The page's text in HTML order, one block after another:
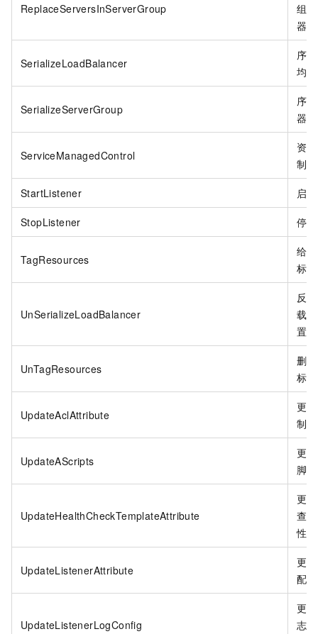
ReplaceServersInServerGroup
组
器。
SerializeLoadBalancer
序
均
SerializeServerGroup
序
器
ServiceManagedControl
资
制
StartListener 启
StopListener 停
TagResources
给
标
UnSerializeLoadBalancer
反
载
置。
UnTagResources
删
标
UpdateAclAttribute
更
制
UpdateAScripts
更
脚
UpdateHealthCheckTemplateAttribute
更
查
性。
UpdateListenerAttribute
更
配
UpdateListenerLogConfig
更
志